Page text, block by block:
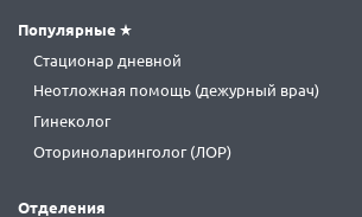
Популярные
Стационар дневной
Неотложная помощь (дежурный врач)
Гинеколог
Оториноларинголог (ЛОР)
Отделения